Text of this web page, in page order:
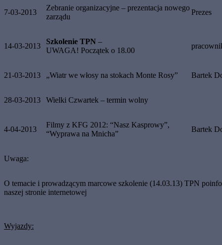
7-03-2013
Zebranie organizacyjne – prezentacja nowego
zarządu
Prezes
14-03-2013
Szkolenie TPN –
UWAGA! Początek o 18.00
21-03-2013 „Wiatr we włosy na stokach Monte Rosy” Bartek
28-03-2013 Wielki Czwartek – termin wolny
4-04-2013
Filmy z KFG 2012: “Nasz Kasprowy”,
“Wyprawa na Mnicha”
Bartek
Uwaga:
O temacie i prowadzącym marcowe szkolenie (14.03.13) TPN
naszej stronie internetowej
Wyjazdy: